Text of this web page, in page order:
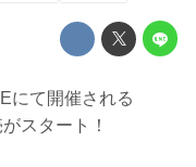
にて開催される
スタート！